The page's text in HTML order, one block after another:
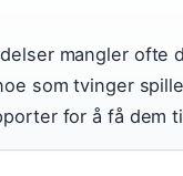
mangler ofte
som tvinger
for å få dem